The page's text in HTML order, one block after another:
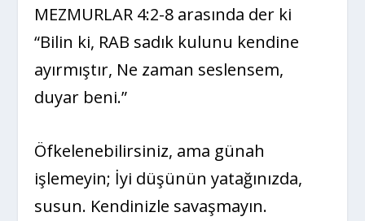
MEZMURLAR 4:2-8 arasında der ki
“Bilin ki, RAB sadık kulunu kendine
ayırmıştır, Ne zaman seslensem,
duyar beni.”
Öfkelenebilirsiniz, ama günah
işlemeyin; İyi düşünün yatağınızda,
susun. Kendinizle savaşmayın.